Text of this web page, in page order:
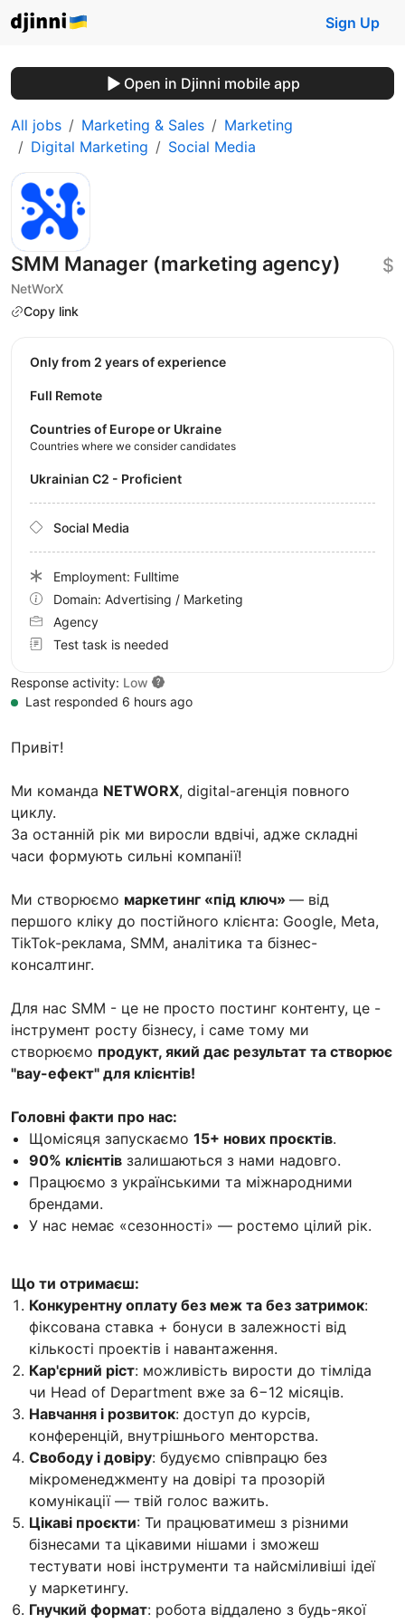
Sign Up
Open in Djinni mobile app
All jobs Marketing & Sales
Marketing
Digital Marketing
Social Media
SMM Manager (marketing agency)
NetWorX
Copy link
$
Привіт!
Ми команда NETWORX, digital-агенція повного
циклу.
За останній рік ми виросли вдвічі, адже складні
часи формують сильні компанії!
Ми створюємо маркетинг «під ключ» — від
першого кліку до постійного клієнта: Google, Meta,
TikTok-реклама, SMM, аналітика та бізнес-
консалтинг.
Для нас SMM - це не просто постинг контенту, це -
інструмент росту бізнесу, і саме тому ми
створюємо продукт, який дає результат та створює
"вау-ефект" для клієнтів!
Головні факти про нас:
Щомісяця запускаємо 15+ нових проєктів.
90% клієнтів залишаються з нами надовго.
Працюємо з українськими та міжнародними
брендами.
У нас немає «сезонності» — ростемо цілий рік.
Що ти отримаєш:
Конкурентну оплату без меж та без затримок:
фіксована ставка + бонуси в залежності від
кількості проектів і навантаження.
Кар'єрний ріст: можливість вирости до тімліда
чи Head of Department вже за 6−12 місяців.
Навчання і розвиток: доступ до курсів,
конференцій, внутрішнього менторства.
Свободу і довіру: будуємо співпрацю без
мікроменеджменту на довірі та прозорій
комунікації — твій голос важить.
Цікаві проєкти: Ти працюватимеш з різними
бізнесами та цікавими нішами і зможеш
тестувати нові інструменти та найсміливіші ідеї
у маркетингу.
Гнучкий формат: робота віддалено з будь-якої
Only from 2 years of experience
Full Remote
Countries of Europe or Ukraine
Countries where we consider candidates
Ukrainian C2 - Proficient
Social Media
Employment: Fulltime
Domain: Advertising / Marketing
Agency
Test task is needed
Response activity: Low
Last responded 6 hours ago